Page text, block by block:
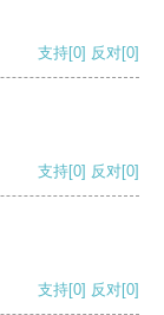
支持[0] 反对[0]
支持[0] 反对[0]
支持[0] 反对[0]